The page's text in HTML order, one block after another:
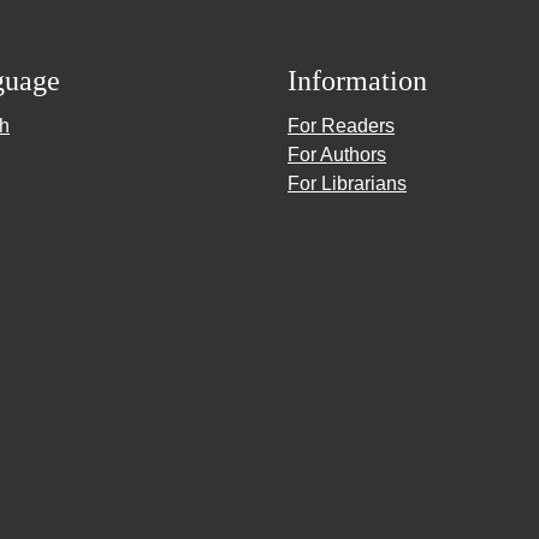
Information
For Readers
For Authors
For Librarians